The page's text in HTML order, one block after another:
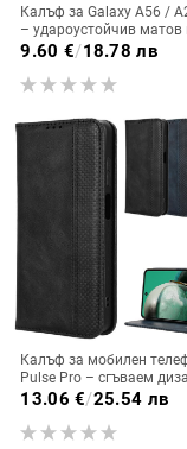
Калъф за Galaxy A56 /
– удароустойчив матов
от PC+TPU с текстура на
9.60 €/18.78 лв
Калъф за мобилен
Pulse Pro – сгъваем
магнитно задържане,
карти, TPU кожа,
13.06 €/25.54 лв